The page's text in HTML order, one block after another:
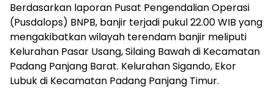
Berdasarkan laporan Pusat Pengendalian Operasi
(Pusdalops) BNPB, banjir terjadi pukul 22.00 WIB yang
mengakibatkan wilayah terendam banjir meliputi
Kelurahan Pasar Usang, Silaing Bawah di Kecamatan
Padang Panjang Barat. Kelurahan Sigando, Ekor
Lubuk di Kecamatan Padang Panjang Timur.